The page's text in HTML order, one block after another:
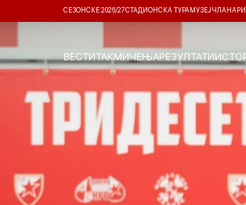
СЕЗОНСКЕ 2026/27СТАДИОНСКА ТУРА МУЗЕЈ
ВЕСТИТАКМИЧЕЊАРЕЗУЛТАТИ